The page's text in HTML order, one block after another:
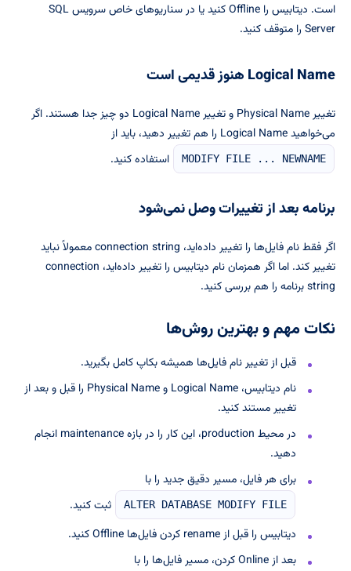
است. دیتابیس را Offline کنید یا در سناریوهای خاص سرویس SQL
Server را متوقف کنید.
Logical Name هنوز قدیمی است
تغییر Physical Name و تغییر Logical Name دو چیز جدا هستند. اگر
می‌خواهید Logical Name را هم تغییر دهید، باید از
MODIFY FILE ... NEWNAME استفاده کنید.
برنامه بعد از تغییرات وصل نمی‌شود
اگر فقط نام فایل‌ها را تغییر داده‌اید، connection string معمولاً نباید
تغییر کند. اما اگر همزمان نام دیتابیس را تغییر داده‌اید، connection
string برنامه را هم بررسی کنید.
نکات مهم و بهترین روش‌ها
قبل از تغییر نام فایل‌ها همیشه بکاپ کامل بگیرید.
نام دیتابیس، Logical Name و Physical Name را قبل و بعد از
تغییر مستند کنید.
در محیط production، این کار را در بازه maintenance انجام
دهید.
برای هر فایل، مسیر دقیق جدید را با
ALTER DATABASE MODIFY FILE
ثبت کنید.
دیتابیس را قبل از rename کردن فایل‌ها Offline کنید.
بعد از Online کردن، مسیر فایل‌ها را با